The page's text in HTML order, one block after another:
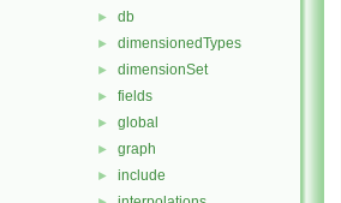
► db
► dimensionedTypes
► dimensionSet
► fields
► global
► graph
► include